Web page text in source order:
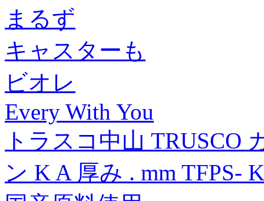
まるず
キャスターも
ビオレ
Every With You
トラスコ中山 TRUSCO
ン K A 厚み . mm TFPS-